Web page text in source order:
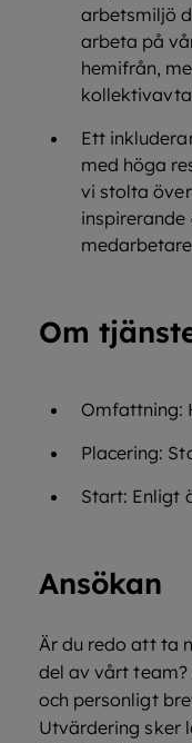
arbetsmiljö
arbeta på
hemifrån,
Ett
med höga
vi stolta
Om
Omfattning:
Placering:
Start: Enligt
Ansökan
Är du redo att ta
del av vårt team?
och personligt
Utvärdering sker